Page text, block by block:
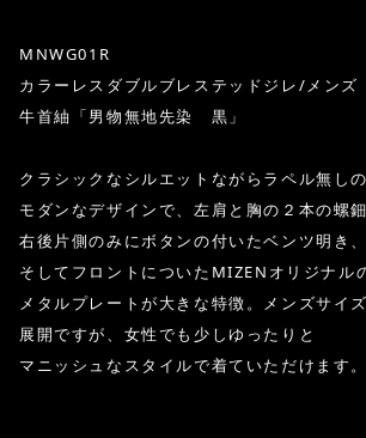
MNWG01R
カラーレスダブルブレステッドジレ/メンズ
牛首紬「男物無地先染 黒」
クラシックなシルエットながらラペル無しの
モダンなデザインで、左肩と胸の２本の螺鈿
右後片側のみにボタンの付いたベンツ明き、
そしてフロントについたMIZENオリジナル
メタルプレートが大きな特徴。メンズサイ
展開ですが、女性でも少しゆったりと
マニッシュなスタイルで着ていただけます。